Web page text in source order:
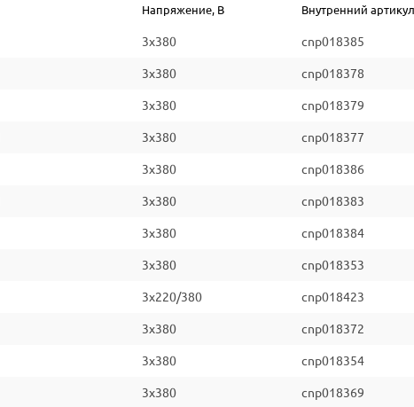
Напряжение, В Внутренний артикул
3x380 cnp018385
3x380 cnp018378
3x380 cnp018379
3x380 cnp018377
3x380 cnp018386
3x380 cnp018383
3x380 cnp018384
3x380 cnp018353
3x220/380 cnp018423
3x380 cnp018372
3x380 cnp018354
3x380 cnp018369